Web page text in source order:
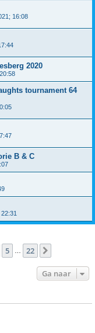
16:08
2020
tournament 64
B & C
5 22
Ga naar